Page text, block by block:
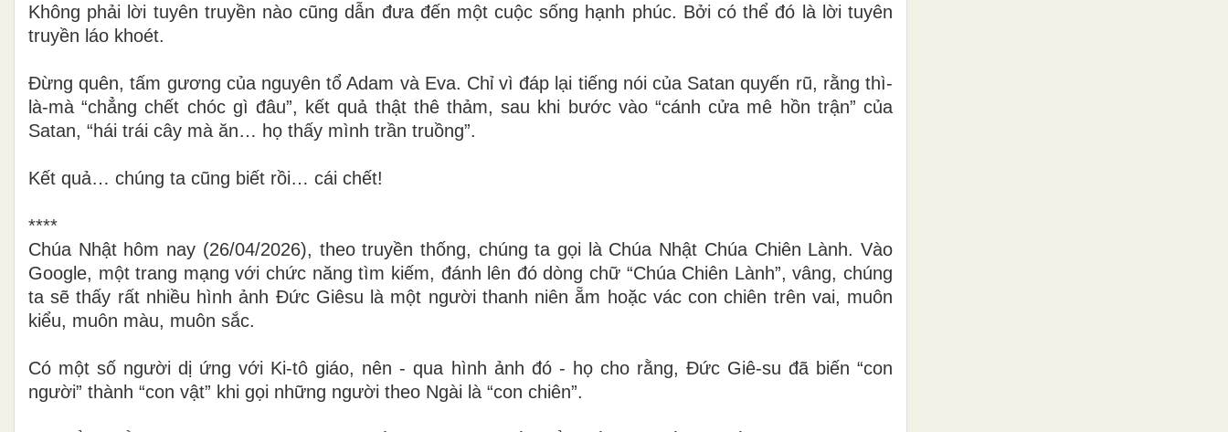
Không phải lời tuyên truyền nào cũng dẫn đưa đến một cuộc sống hạnh phúc. Bởi có thể đó là lời tuyên
truyền láo khoét.
Đừng quên, tấm gương của nguyên tổ Adam và Eva. Chỉ vì đáp lại tiếng nói của Satan quyến rũ, rằng thì-
là-mà “chẳng chết chóc gì đâu”, kết quả thật thê thảm, sau khi bước vào “cánh cửa mê hồn trận” của
Satan, “hái trái cây mà ăn… họ thấy mình trần truồng”.
Kết quả… chúng ta cũng biết rồi… cái chết!
****
Chúa Nhật hôm nay (26/04/2026), theo truyền thống, chúng ta gọi là Chúa Nhật Chúa Chiên Lành. Vào
Google, một trang mạng với chức năng tìm kiếm, đánh lên đó dòng chữ “Chúa Chiên Lành”, vâng, chúng
ta sẽ thấy rất nhiều hình ảnh Đức Giêsu là một người thanh niên ẵm hoặc vác con chiên trên vai, muôn
kiểu, muôn màu, muôn sắc.
Có một số người dị ứng với Ki-tô giáo, nên - qua hình ảnh đó - họ cho rằng, Đức Giê-su đã biến “con
người” thành “con vật” khi gọi những người theo Ngài là “con chiên”.